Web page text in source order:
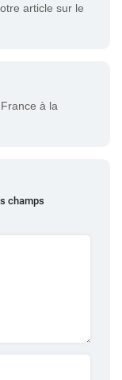
article sur le
à la
champs